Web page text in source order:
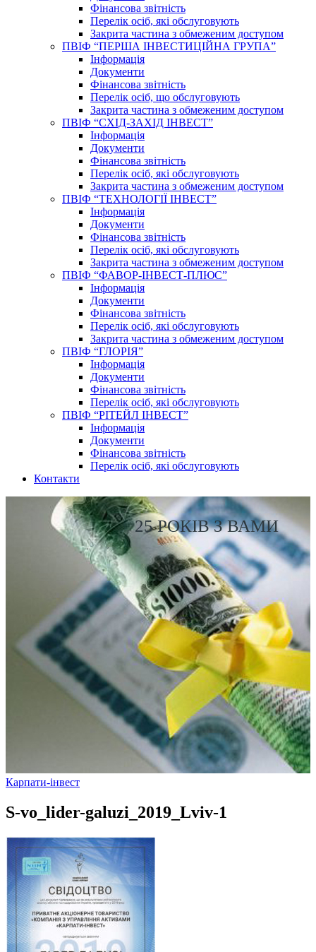
Фінансова звітність
Перелік осіб, які обслуговують
Закрита частина з обмеженим доступом
ПВІФ “ПЕРША ІНВЕСТИЦІЙНА ГРУПА”
Інформація
Документи
Фінансова звітність
Перелік осіб, що обслуговують
Закрита частина з обмеженим доступом
ПВІФ “СХІД-ЗАХІД ІНВЕСТ”
Інформація
Документи
Фінансова звітність
Перелік осіб, які обслуговують
Закрита частина з обмеженим доступом
ПВІФ “ТЕХНОЛОГІЇ ІНВЕСТ”
Інформація
Документи
Фінансова звітність
Перелік осіб, які обслуговують
Закрита частина з обмеженим доступом
ПВІФ “ФАВОР-ІНВЕСТ-ПЛЮС”
Інформація
Документи
Фінансова звітність
Перелік осіб, які обслуговують
Закрита частина з обмеженим доступом
ПВІФ “ГЛОРІЯ”
Інформація
Документи
Фінансова звітність
Перелік осіб, які обслуговують
ПВІФ “РІТЕЙЛ ІНВЕСТ”
Інформація
Документи
Фінансова звітність
Перелік осіб, які обслуговують
Контакти
25 РОКІВ З ВАМИ
Карпати-інвест
S-vo_lider-galuzi_2019_Lviv-1